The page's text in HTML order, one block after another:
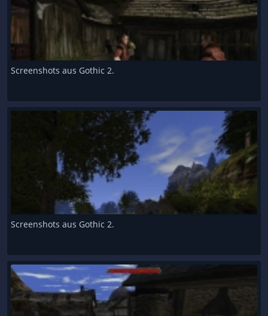
Screenshots aus Gothic 2.
Screenshots aus Gothic 2.